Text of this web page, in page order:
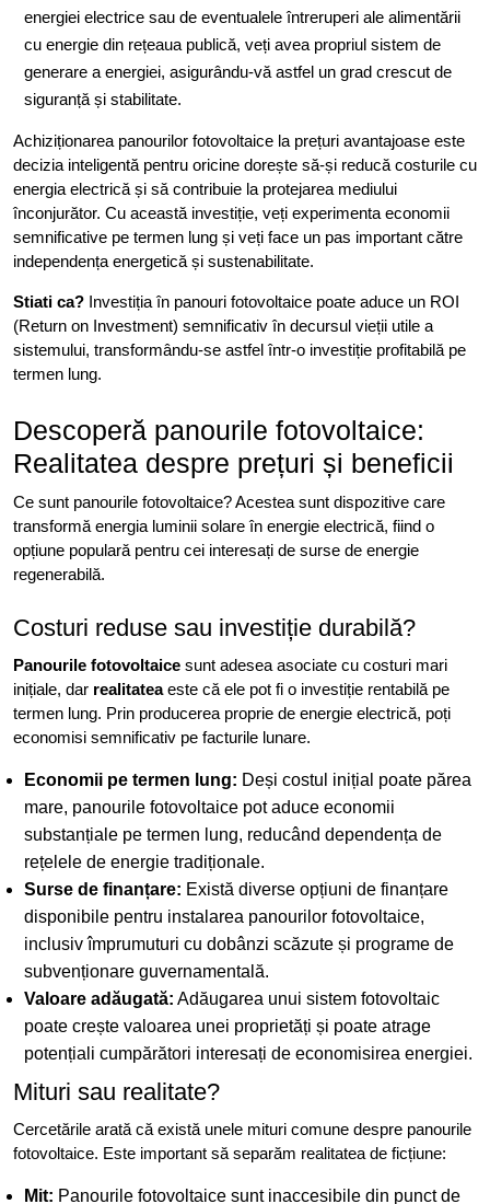
energiei electrice sau de eventualele întreruperi ale alimentării
cu energie din rețeaua publică, veți avea propriul sistem de
generare a energiei, asigurându-vă astfel un grad crescut de
siguranță și stabilitate.
Achiziționarea panourilor fotovoltaice la prețuri avantajoase este
decizia inteligentă pentru oricine dorește să-și reducă costurile cu
energia electrică și să contribuie la protejarea mediului
înconjurător. Cu această investiție, veți experimenta economii
semnificative pe termen lung și veți face un pas important către
independența energetică și sustenabilitate.
Stiati ca? Investiția în panouri fotovoltaice poate aduce un ROI
(Return on Investment) semnificativ în decursul vieții utile a
sistemului, transformându-se astfel într-o investiție profitabilă pe
termen lung.
Descoperă panourile fotovoltaice:
Realitatea despre prețuri și beneficii
Ce sunt panourile fotovoltaice? Acestea sunt dispozitive care
transformă energia luminii solare în energie electrică, fiind o
opțiune populară pentru cei interesați de surse de energie
regenerabilă.
Costuri reduse sau investiție durabilă?
Panourile fotovoltaice sunt adesea asociate cu costuri mari
inițiale, dar realitateaeste că ele pot fi o investiție rentabilă pe
termen lung. Prin producerea proprie de energie electrică, poți
economisi semnificativ pe facturile lunare.
Economii pe termen lung: Deși costul inițial poate părea
mare, panourile fotovoltaice pot aduce economii
substanțiale pe termen lung, reducând dependența de
rețelele de energie tradiționale.
Surse de finanțare: Există diverse opțiuni de finanțare
disponibile pentru instalarea panourilor fotovoltaice,
inclusiv împrumuturi cu dobânzi scăzute și programe de
subvenționare guvernamentală.
Valoare adăugată: Adăugarea unui sistem fotovoltaic
poate crește valoarea unei proprietăți și poate atrage
potențiali cumpărători interesați de economisirea energiei.
Mituri sau realitate?
Cercetările arată că există unele mituri comune despre panourile
fotovoltaice. Este important să separăm realitatea de ficțiune:
Mit: Panourile fotovoltaice sunt inaccesibile din punct de